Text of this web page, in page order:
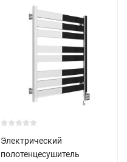
Электрический
полотенцесушитель